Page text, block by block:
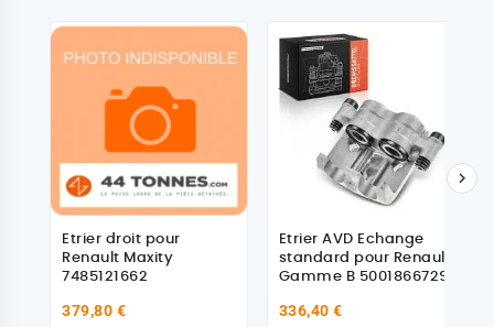
Etrier droit pour
Renault Maxity
7485121662
379,80 €
Etrier AVD Echange
standard pour Renault
Gamme B 5001866729
336,40 €
